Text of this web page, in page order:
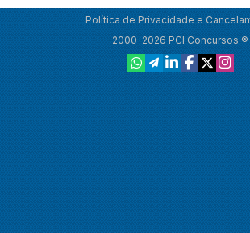
Política de Privacidade e
2000-2026 PCI Concursos ®